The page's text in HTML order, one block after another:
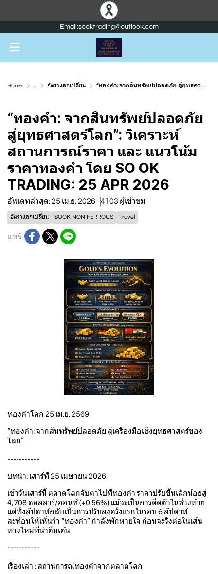
Email:sooktrading@outlook.com
Home ... อัตราแลกเปลี่ยน “ทองคำ: จากสินทรัพย์ปลอดภัย สู่ยุทธศาสตร์โลก”: วิเคราะห์สถานการณ์ราคา และ แนวโน้มราคาทองคำ โดย SO OK TRADING: 25 APR 2026
“ทองคำ: จากสินทรัพย์ปลอดภัย
สู่ยุทธศาสตร์โลก”: วิเคราะห์
สถานการณ์ราคา และ แนวโน้ม
ราคาทองคำ โดย SO OK
TRADING: 25 APR 2026
อัพเดทล่าสุด: 25 เม.ย. 2026 4103 ผู้เข้าชม
อัตราแลกเปลี่ยน SOOK NON FERROUS Travel
แชร์
ทองคำโลก 25 เม.ย. 2569
“ทองคำ: จากสินทรัพย์ปลอดภัย สู่เครื่องมือเชิงยุทธศาสตร์ของ
โลก”
-----------
บทนำ: เสาร์ที่ 25 เมษายน 2026
เช้าวันเสาร์นี้ ตลาดโลกจับตาไปที่ทองคำ ราคาปรับขึ้นเล็กน้อยสู่
4,708 ดอลลาร์/ออนซ์ (+0.56%) แม้จะเป็นการดีดตัวในช่วงท้าย
แต่ทั้งสัปดาห์กลับเป็นการปรับลงครั้งแรกในรอบ 6 สัปดาห์
สะท้อนให้เห็นว่า “ทองคำ” กำลังพักหายใจ ก่อนจะวิ่งต่อในเส้น
ทางใหม่ที่น่าตื่นเต้น
-----------
เรื่องเล่า : สถานการณ์ทองคำจากตลาดโลก